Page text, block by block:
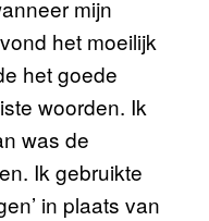
mijn
het moeilijk
het goede
woorden. Ik
was de
Ik gebruikte
in plaats van